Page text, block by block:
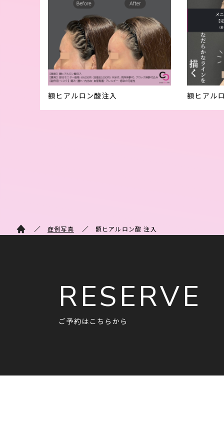
額ヒアルロン酸注入 額ヒアル
症例写真 額ヒアルロン酸 注入
RESERVE
ご予約はこちらから